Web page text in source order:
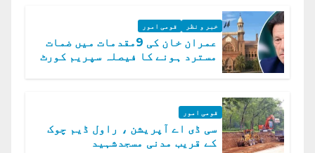
خبر و نظر قومی امور
عمران خان کی 9مقدمات میں ضمات
مسترد ہونے کا فیصلہ سپریم کورٹ
قومی امور
سی ڈی اے آپریشن ، راول ڈیم چوک
کے قریب مدنی مسجدشہید